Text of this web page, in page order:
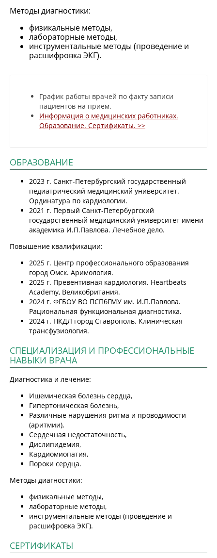
Методы диагностики:
физикальные методы,
лабораторные методы,
инструментальные методы (проведение и
расшифровка ЭКГ).
График работы врачей по факту записи
пациентов на прием.
Информация о медицинских работниках.
Образование. Сертификаты. >>
ОБРАЗОВАНИЕ
2023 г. Санкт-Петербургский государственный
педиатрический медицинский университет.
Ординатура по кардиологии.
2021 г. Первый Санкт-Петербургский
государственный медицинский университет имени
академика И.П.Павлова. Лечебное дело.
Повышение квалификации:
2025 г. Центр профессионального образования
город Омск. Аримология.
2025 г. Превентивная кардиология. Heartbeats
Academy, Великобритания.
2024 г. ФГБОУ ВО ПСПбГМУ им. И.П.Павлова.
Рациональная функциональная диагностика.
2024 г. НКДЛ город Ставрополь. Клиническая
трансфузиология.
СПЕЦИАЛИЗАЦИЯ И ПРОФЕССИОНАЛЬНЫЕ
НАВЫКИ ВРАЧА
Диагностика и лечение:
Ишемическая болезнь сердца,
Гипертоническая болезнь,
Различные нарушения ритма и проводимости
(аритмии),
Сердечная недостаточность,
Дислипидемия,
Кардиомиопатия,
Пороки сердца.
Методы диагностики:
физикальные методы,
лабораторные методы,
инструментальные методы (проведение и
расшифровка ЭКГ).
СЕРТИФИКАТЫ